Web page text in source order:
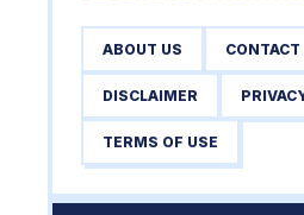
ABOUT US CONTACT
DISCLAIMER
TERMS OF USE